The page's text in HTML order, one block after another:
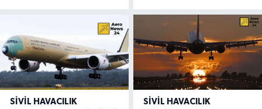
SIVIL HAVACILIK SIVIL HAVACILIK